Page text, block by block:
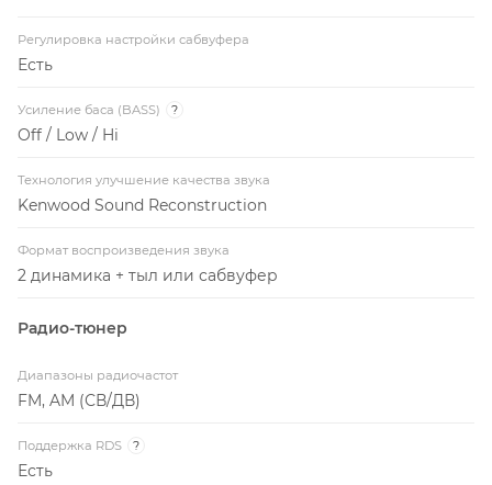
Регулировка настройки сабвуфера
Есть
Усиление баса (BASS) ?
Off / Low / Hi
Технология улучшение качества звука
Kenwood Sound Reconstruction
Формат воспроизведения звука
2 динамика + тыл или сабвуфер
Радио-тюнер
Диапазоны радиочастот
FM, AM (СВ/ДВ)
Поддержка RDS ?
Есть